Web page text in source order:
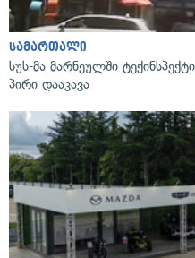
სამართალი
სუს-მა მარნეულში
პირი დააკავა